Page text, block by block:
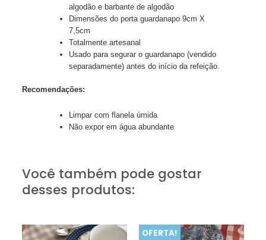
algodão e barbante de algodão
Dimensões do porta guardanapo 9cm X
7,5cm
Totalmente artesanal
Usado para segurar o guardanapo (vendido
separadamente) antes do início da refeição.
Recomendações:
Limpar com flanela úmida
Não expor em água abundante
Você também pode gostar
desses produtos:
OFERTA!